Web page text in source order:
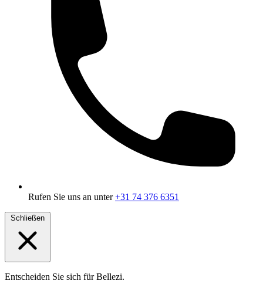
Rufen Sie uns an unter +31 74 376 6351
Schließen
Entscheiden Sie sich für Bellezi.